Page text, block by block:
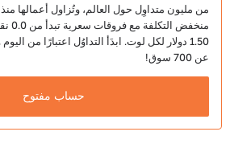
1.50 دولار لكل لوت. ابدَأ التداوُل اعتبارًا من
عن 700 سوق!
حساب مفتوح